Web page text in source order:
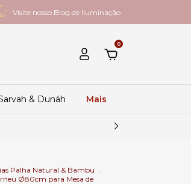
Visite nosso Blog de Iluminação
0
& Dunáh Mais
Palha Natural & Bambu .
Ø80cm para Mesa de